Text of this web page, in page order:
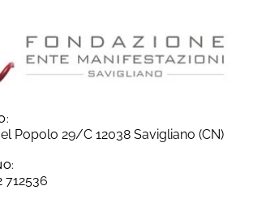
Popolo 29/C 12038 Savigliano (CN)
712536